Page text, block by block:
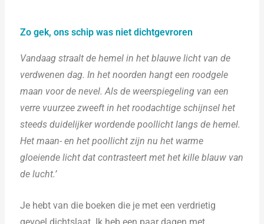
Zo gek, ons schip was niet dichtgevroren
Vandaag straalt de hemel in het blauwe licht van de
verdwenen dag. In het noorden hangt een roodgele
maan voor de nevel. Als de weerspiegeling van een
verre vuurzee zweeft in het roodachtige schijnsel het
steeds duidelijker wordende poollicht langs de hemel.
Het maan- en het poollicht zijn nu het warme
gloeiende licht dat contrasteert met het kille blauw van
de lucht.’
Je hebt van die boeken die je met een verdrietig